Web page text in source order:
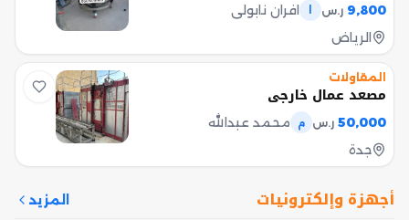
9,800 ر.س
افران نابولي
الرياض
المقاولات
مصعد عمال خارجي
50,000 ر.س م
محمد عبدالله
جدة
أجهزة وإلكترونيات المزيد